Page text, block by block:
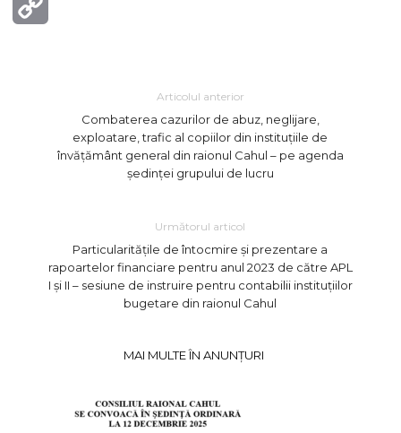
Articolul anterior
Combaterea cazurilor de abuz, neglijare,
exploatare, trafic al copiilor din instituțiile de
învățământ general din raionul Cahul – pe agenda
ședinței grupului de lucru
Următorul articol
Particularitățile de întocmire și prezentare a
rapoartelor financiare pentru anul 2023 de către APL
I și II – sesiune de instruire pentru contabilii instituțiilor
bugetare din raionul Cahul
MAI MULTE ÎN ANUNȚURI